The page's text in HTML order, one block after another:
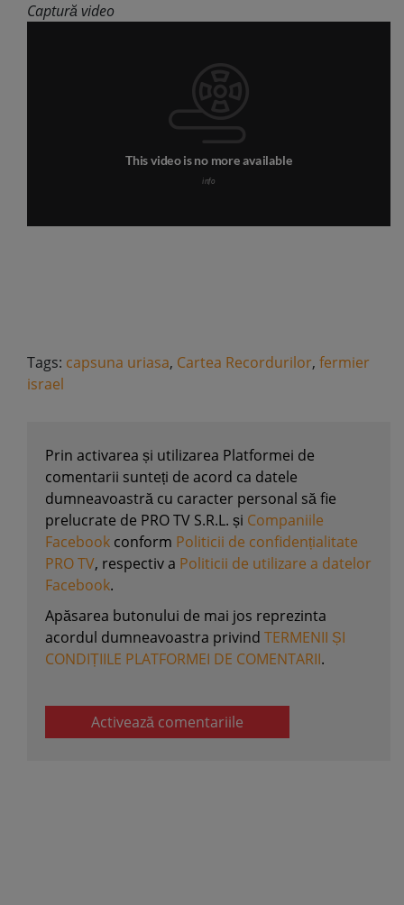
Captură video
Tags: capsuna uriasa, Cartea Recordurilor, fermier
israel
Prin activarea și utilizarea Platformei de
comentarii sunteți de acord ca datele
dumneavoastră cu caracter personal să fie
prelucrate de PRO TV S.R.L. și Companiile
Facebook conform Politicii de confidențialitate
PRO TV, respectiv a Politicii de utilizare a datelor
Facebook.
Apăsarea butonului de mai jos reprezinta
acordul dumneavoastra privind TERMENII ȘI
CONDIȚIILE PLATFORMEI DE COMENTARII.
Activează comentariile